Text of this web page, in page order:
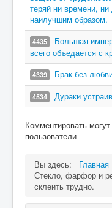
теряй ни времени, ни
наилучшим образом.
4435
Большая
всего объедается с
4339 Брак без
4534 Дураки
Комментировать
пользователи
Вы здесь: Главная
Стекло, фарфор и
склеить трудно.